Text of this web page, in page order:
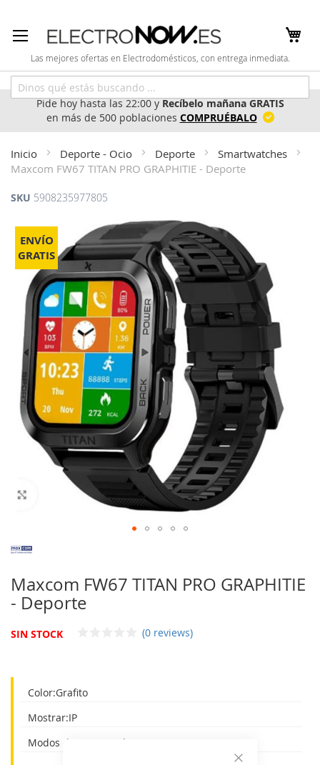
al
contenido
Las mejores ofertas en Electrodomésticos, con entrega inmediata.
Pide hoy hasta las 22:00 yRecíbelo mañana GRATIS
en más de 500 poblaciones COMPRUÉBALO
Inicio Deporte - Ocio Deporte
Smartwatches
Maxcom FW67 TITAN PRO GRAPHITIE - Deporte
Maxcom FW67 TITAN PRO GRAPHITIE
- Deporte
SIN STOCK (0 reviews)
Color:Grafito
Mostrar:IP
Modos deportivos:Sí
ENVÍO
GRATIS
SKU 5908235977805
Saltar
final
de
galería
imágenes
Saltar
de
la
de